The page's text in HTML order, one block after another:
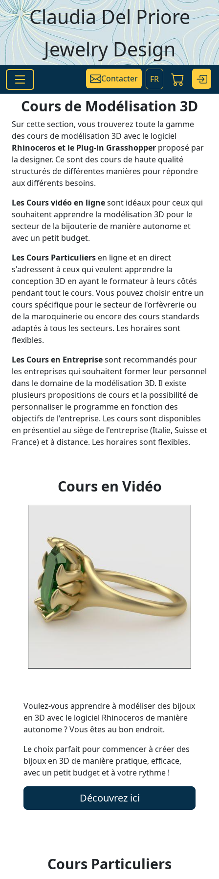
Aller au contenu principal
Claudia Del Priore
Jewelry Design
Contacter FR
Cours de Modélisation 3D
Sur cette section, vous trouverez toute la gamme
des cours de modélisation 3D avec le logiciel
Rhinoceros et le Plug-in Grasshopper proposé par
la designer. Ce sont des cours de haute qualité
structurés de différentes manières pour répondre
aux différents besoins.
Les Cours vidéo en lignesont idéaux pour ceux qui
souhaitent apprendre la modélisation 3D pour le
secteur de la bijouterie de manière autonome et
avec un petit budget.
Les Cours Particuliers en ligne et en direct
s'adressent à ceux qui veulent apprendre la
conception 3D en ayant le formateur à leurs côtés
pendant tout le cours. Vous pouvez choisir entre un
cours spécifique pour le secteur de l'orfèvrerie ou
de la maroquinerie ou encore des cours standards
adaptés à tous les secteurs. Les horaires sont
flexibles.
Les Cours en Entreprisesont recommandés pour
les entreprises qui souhaitent former leur personnel
dans le domaine de la modélisation 3D. Il existe
plusieurs propositions de cours et la possibilité de
personnaliser le programme en fonction des
objectifs de l'entreprise. Les cours sont disponibles
en présentiel au siège de l'entreprise (Italie, Suisse et
France) et à distance. Les horaires sont flexibles.
Cours en Vidéo
Voulez-vous apprendre à modéliser des bijoux
en 3D avec le logiciel Rhinoceros de manière
autonome ? Vous êtes au bon endroit.
Le choix parfait pour commencer à créer des
bijoux en 3D de manière pratique, efficace,
avec un petit budget et à votre rythme !
Découvrez ici
Cours Particuliers